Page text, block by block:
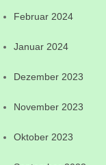
Februar 2024
Januar 2024
Dezember 2023
November 2023
Oktober 2023